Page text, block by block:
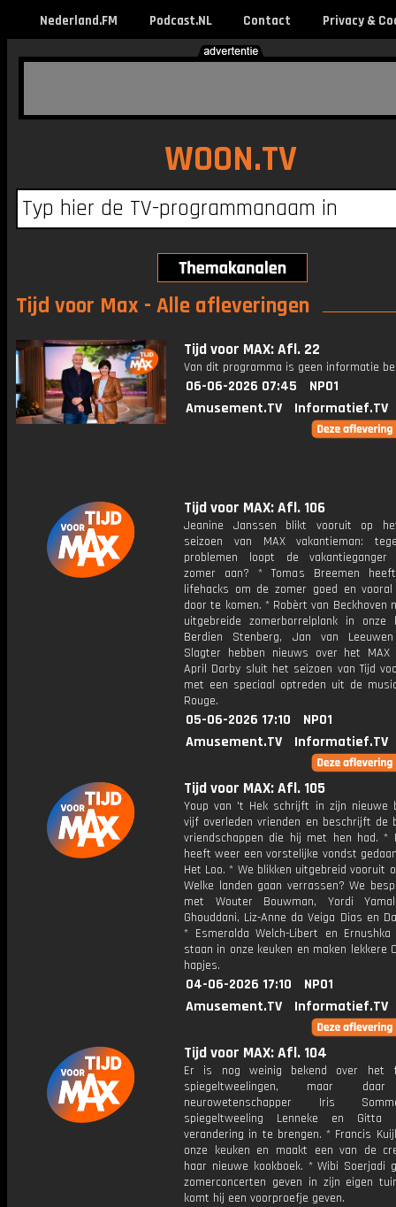
Nederland.FM Podcast.NL Contact Privacy &
WOON.TV
Tijd voor Max - Alle afleveringen
Tijd voor MAX: Afl. 22
Van dit programma is geen informatie
06-06-2026 07:45
NPO1
Amusement.TV
Informatief.TV
Tijd voor MAX: Afl. 106
Jeanine Janssen blikt vooruit op
seizoen van MAX vakantieman:
problemen loopt de vakantieganger
zomer aan? * Tomas Breemen
lifehacks om de zomer goed en vooral
door te komen. * Robèrt van Beckhoven
uitgebreide zomerborrelplank in onze
Berdien Stenberg, Jan van
Slagter hebben nieuws over het MAX
April Darby sluit het seizoen van Tijd
met een speciaal optreden uit de
Rouge.
05-06-2026 17:10
NPO1
Amusement.TV
Informatief.TV
Tijd voor MAX: Afl. 105
Youp van 't Hek schrijft in zijn nieuwe
vijf overleden vrienden en beschrijft de
vriendschappen die hij met hen had. *
heeft weer een vorstelijke vondst
Het Loo. * We blikken uitgebreid vooruit
Welke landen gaan verrassen? We
met Wouter Bouwman, Yordi
Ghouddani, Liz-Anne da Veiga Dias en
* Esmeralda Welch-Libert en Ernushka
staan in onze keuken en maken lekkere
hapjes.
04-06-2026 17:10
NPO1
Amusement.TV
Informatief.TV
Tijd voor MAX: Afl. 104
Er is nog weinig bekend over het
spiegeltweelingen, maar
neurowetenschapper Iris
spiegeltweeling Lenneke en Gitta
verandering in te brengen. * Francis
onze keuken en maakt een van de
haar nieuwe kookboek. * Wibi Soerjadi
zomerconcerten geven in zijn eigen
komt hij een voorproefje geven.